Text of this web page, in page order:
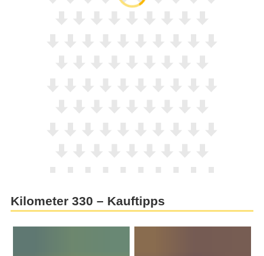
Kilometer 330 – Kauftipps